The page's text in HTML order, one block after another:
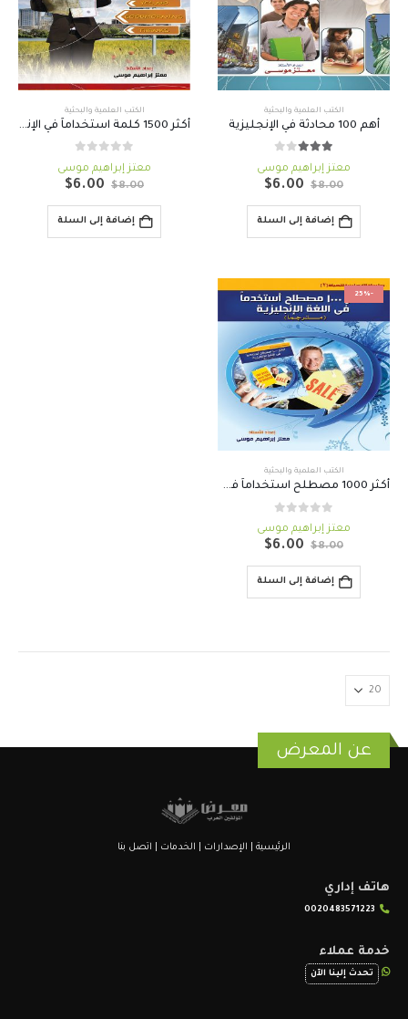
الكتب العلمية والبحثية
أهم 100 محادثة في الإنجليزية
3.00
معتز إبراهيم موسى
$8.00
السعر
هو:
$8.00.
$6.00 السعر
هو:إضافة إلى السلة
الكتب العلمية والبحثية
أكثر 1500 كلمة استخداماً في الإنجليزية
out of 5
معتز إبراهيم موسى
$8.00
السعر
هو:
$8.00.
$6.00 السعر
هو:إضافة إلى السلة
-25%
الكتب العلمية والبحثية
أكثر 1000 مصطلح استخداماً في اللغة الإنجليزية
0
out of 5
معتز إبراهيم موسى
$8.00
السعر
هو:
$8.00.
$6.00 السعر
هو:إضافة إلى السلة
عن المعرض
الرئيسية الإصدارات الخدمات اتصل بنا
هاتف إداري
0020483571223
خدمة عملاء
تحدث إلينا الآن